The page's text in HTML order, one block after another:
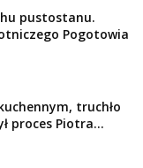
pustostanu.
Pogotowia
truchło
proces Piotra...